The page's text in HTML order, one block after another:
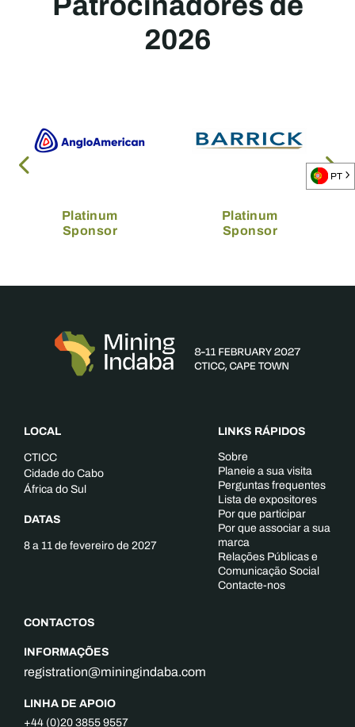
2026
Platinum
Sponsor
Platinum
Sponsor
LOCAL
CTICC
Cidade do Cabo
África do Sul
DATAS
8 a 11 de fevereiro de 2027
CONTACTOS
INFORMAÇÕES
registration@miningindaba.com
LINHA DE APOIO
+44 (0)20 3855 9557
LINKS RÁPIDOS
Sobre
Planeie a sua visita
Perguntas frequentes
Lista de expositores
Por que participar
Por que associar a sua
marca
Relações Públicas e
Comunicação Social
Contacte-nos
PT